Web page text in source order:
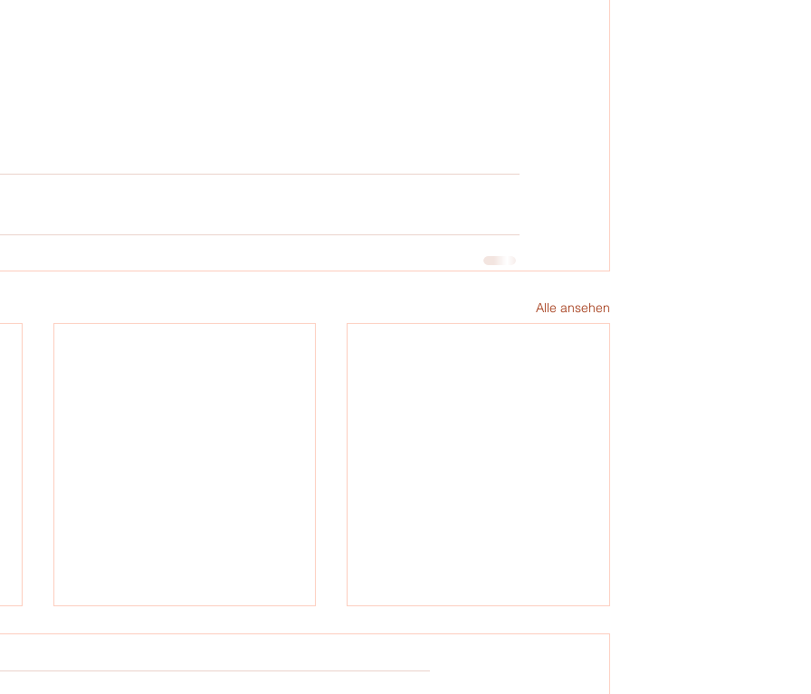
Alle ansehen